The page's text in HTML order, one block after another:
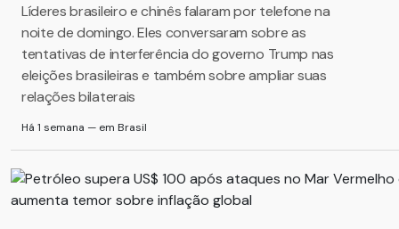
Líderes brasileiro e chinês falaram por telefone na
noite de domingo. Eles conversaram sobre as
tentativas de interferência do governo Trump nas
eleições brasileiras e também sobre ampliar suas
relações bilaterais
Há 1 semana — em Brasil